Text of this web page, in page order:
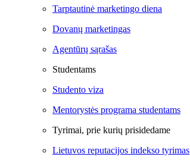
Tarptautinė marketingo diena
Dovanų marketingas
Agentūrų sąrašas
Studentams
Studento viza
Mentorystės programa studentams
Tyrimai, prie kurių prisidedame
Lietuvos reputacijos indekso tyrimas